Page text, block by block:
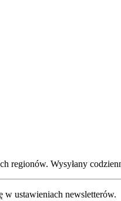
Wysyłany
w ustawieniach newsletterów.